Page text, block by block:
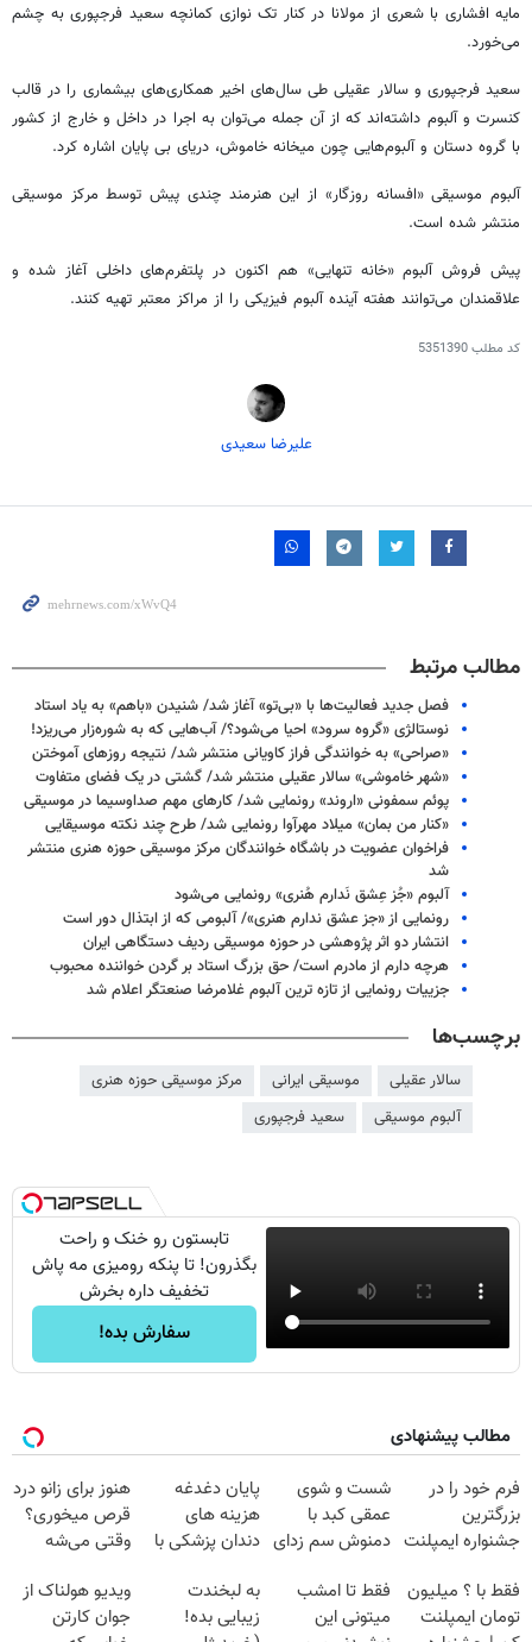
مایه افشاری با شعری از مولانا در کنار تک نوازی کمانچه سعید فرجپوری به چشم
می‌خورد.
سعیدفرجپوری و سالار عقیلی طی سال‌های اخیر همکاری‌های بیشماری را در قالب
کنسرت و آلبوم داشته‌اند که از آن جمله می‌توان به اجرا در داخل و خارج از کشور
با گروه دستان و آلبوم‌هایی چون میخانه خاموش، دریای بی پایان اشاره کرد.
آلبوم موسیقی «افسانه روزگار» از این هنرمند چندی پیش توسط مرکز موسیقی
منتشر شده است.
پیش فروش آلبوم «خانه تنهایی» هم اکنون در پلتفرم‌های داخلی آغاز شده و
علاقمندان می‌توانند هفته آینده آلبوم فیزیکی را از مراکز معتبر تهیه کنند.
کد مطلب5351390
علیرضا سعیدی
مطالب مرتبط
فصل جدید فعالیت‌ها با «بی‌تو» آغاز شد/ شنیدن «باهم» به یاد استاد
نوستالژی «گروه سرود» احیا می‌شود؟/ آب‌هایی که به شوره‌زار می‌ریزد!
«صراحی» به خوانندگی فراز کاویانی منتشر شد/ نتیجه روزهای آموختن
«شهر خاموشی» سالار عقیلی منتشر شد/ گشتی در یک فضای متفاوت
پوئم سمفونی «اروند» رونمایی شد/ کارهای مهم صداوسیما در موسیقی
«کنار من بمان» میلاد مهرآوا رونمایی شد/ طرح چند نکته موسیقایی
فراخوان عضویت در باشگاه خوانندگان مرکز موسیقی حوزه هنری منتشر
شد
آلبوم «جُز عِشق نَدارم هُنری» رونمایی می‌شود
رونمایی از «جز عشق ندارم هنری»/ آلبومی که از ابتذال دور است
انتشار دو اثر پژوهشی در حوزه موسیقی ردیف دستگاهی ایران
هرچه دارم از مادرم است/ حق بزرگ استاد بر گردن خواننده محبوب
جزییات رونمایی از تازه ترین آلبوم غلامرضا صنعتگر اعلام شد
برچسب‌ها
سالار عقیلی موسیقی ایرانی
مرکز موسیقی حوزه هنری
آلبوم موسیقی
سعید فرجپوری
تابستون رو خنک و راحت
بگذرون! تا پنکه رومیزی مه پاش
تخفیف داره بخرش
سفارش بده!
مطالب پیشنهادی
فرم خود را در
بزرگترین
جشنواره ایمپلنت
فقط ۲۵ میلیون
شست و شوی
عمقی کبد با
دمنوش سم زدای
پایان دغدغه
هزینه های
دندان پزشکی با
خانگی
هنوز برای زانو درد
قرص میخوری؟
وقتی می‌شه
درمانش کرد؟؟؟؟
فقط با ؟ میلیون
تومان ایمپلنت
فقط تا امشب
میتونی این
به لبخندت
زیبایی بده!
ویدیو هولناک از
جوان کارتن